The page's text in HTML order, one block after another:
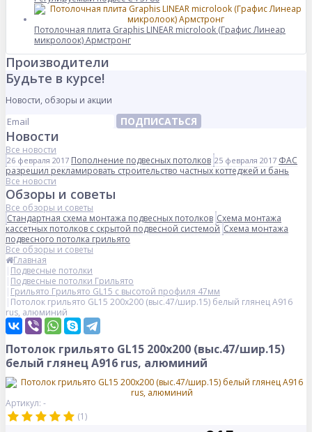
Потолочная плита Graphis LINEAR microlook (Графис Линеар
микролоок) Армстронг
Производители
Будьте в курсе!
Новости, обзоры и акции
ПОДПИСАТЬСЯ
Новости
Все новости
26 февраля 2017 Пополнение подвесных потолков 25 февраля 2017 ФАС
разрешил рекламировать строительство частных коттеджей и бань
Все новости
Обзоры и советы
Все обзоры и советы
Стандартная схема монтажа подвесных потолков Схема монтажа
кассетных потолков с скрытой подвесной системой Схема монтажа
подвесного потолка грильято
Все обзоры и советы
Главная
Подвесные потолки
Подвесные потолки Грильято
Грильято Грильято GL15 с высотой профиля 47мм
Потолок грильято GL15 200х200 (выс.47/шир.15) белый глянец А916
rus, алюминий
Потолок грильято GL15 200х200 (выс.47/шир.15)
белый глянец А916 rus, алюминий
Артикул: -
(1)